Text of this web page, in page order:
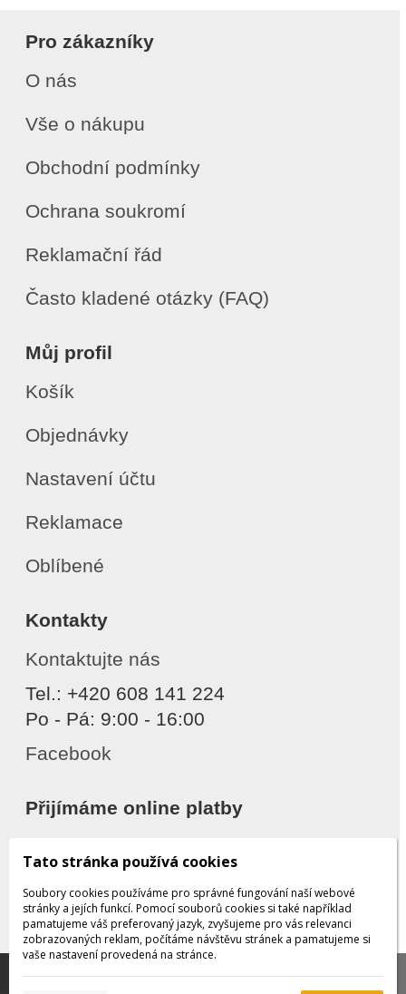
Pro zákazníky
O nás
Vše o nákupu
Obchodní podmínky
Ochrana soukromí
Reklamační řád
Často kladené otázky (FAQ)
Můj profil
Košík
Objednávky
Nastavení účtu
Reklamace
Oblíbené
Kontakty
Kontaktujte nás
Tel.: +420 608 141 224
Po - Pá: 9:00 - 16:00
Facebook
Přijímáme online platby
Děkujeme za důvěru
pomáhají poskytovat služby. Používáním našich služeb
Tato stránka používá cookies
Soubory cookies používáme pro správné fungování naší webové
stránky a jejích funkcí. Pomocí souborů cookies si také například
pamatujeme váš preferovaný jazyk, zvyšujeme pro vás relevanci
zobrazovaných reklam, počítáme návštěvu stránek a pamatujeme si
vaše nastavení provedená na stránce.